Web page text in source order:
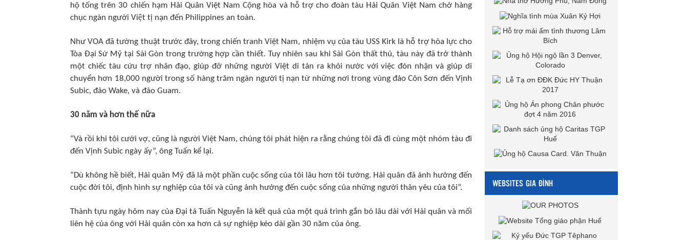
hộ tống trên 30 chiến hạm Hải Quân Việt Nam Cộng hòa và hỗ trợ cho đoàn tàu Hải Quân Việt Nam chở hàng
chục ngàn người Việt tị nạn đến Philippines an toàn.
Như VOA đã tường thuật trước đây, trong chiến tranh Việt Nam, nhiệm vụ của tàu USS Kirk là hỗ trợ hỏa lực cho
Tòa Đại Sứ Mỹ tại Sài Gòn trong trường hợp cần thiết. Tuy nhiên sau khi Sài Gòn thất thủ, tàu này đã trở thành
một chiếc tàu cứu trợ nhân đạo, giúp đỡ những người Việt di tản ra khỏi nước với việc đón nhận và giúp di
chuyển hơn 18,000 người trong số hàng trăm ngàn người tị nạn từ những nơi trong vùng đảo Côn Sơn đến Vịnh
Subic, đảo Wake, và đảo Guam.
30 năm và hơn thế nữa
“Và rồi khi tôi cưới vợ, cũng là người Việt Nam, chúng tôi phát hiện ra rằng chúng tôi đã đi cùng một nhóm tàu đi
đến Vịnh Subic ngày ấy”, ông Tuấn kể lại.
“Dù không hề biết, Hải quân Mỹ đã là một phần cuộc sống của tôi lâu hơn tôi tưởng. Hải quân đã ảnh hưởng đến
cuộc đời tôi, định hình sự nghiệp của tôi và cũng ảnh hưởng đến cuộc sống của những người thân yêu của tôi”.
Thành tựu ngày hôm nay của Đại tá Tuấn Nguyễn là kết quả của một quá trình gắn bó lâu dài với Hải quân và mối
liên hệ của ông với Hải quân còn xa hơn cả sự nghiệp kéo dài gần 30 năm của ông.
WEBSITES GIA ĐÌNH